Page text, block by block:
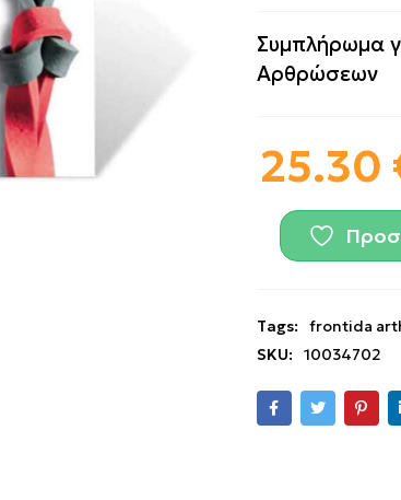
Συμπλήρωμα
Αρθρώσεων
25.30
Tags: frontida
SKU:
10034702